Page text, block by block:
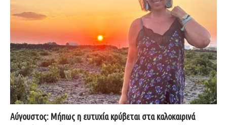
Αύγουστος: Μήπως η ευτυχία κρύβεται στα καλοκαιρινά